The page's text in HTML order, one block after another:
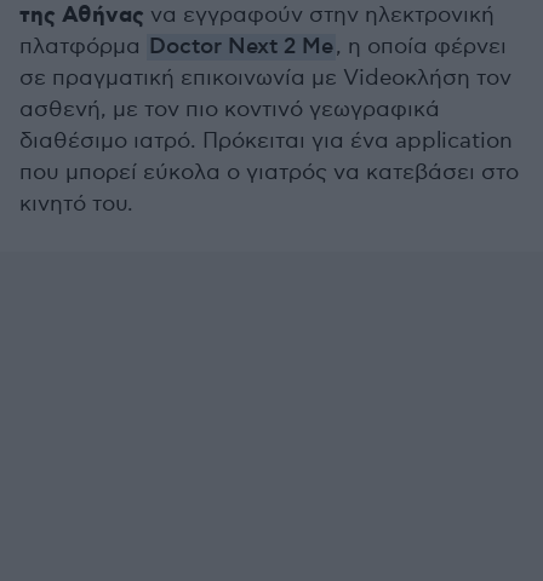
της Αθήνας να εγγραφούν στην ηλεκτρονική
πλατφόρμα Doctor Next 2 Me, η οποία φέρνει
σε πραγματική επικοινωνία με Videoκλήση τον
ασθενή, με τον πιο κοντινό γεωγραφικά
διαθέσιμο ιατρό. Πρόκειται για ένα application
που μπορεί εύκολα ο γιατρός να κατεβάσει στο
κινητό του.